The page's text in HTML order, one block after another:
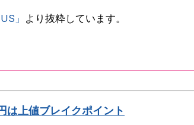
」 より抜粋しています。
上値ブレイクポイント